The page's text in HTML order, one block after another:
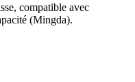
compatible avec
(Mingda).